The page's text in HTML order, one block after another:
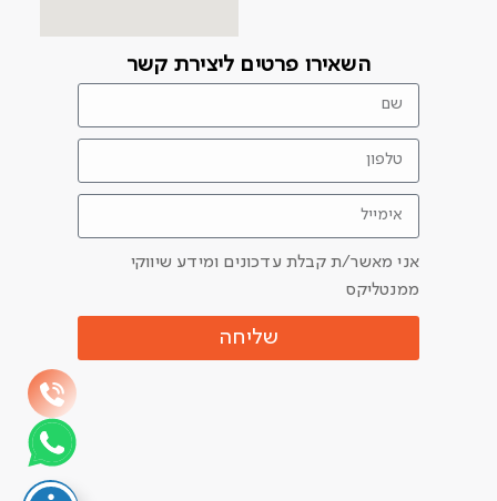
השאירו פרטים ליצירת קשר
אני מאשר/ת קבלת עדכונים ומידע שיווקי
ממנטליקס
שליחה